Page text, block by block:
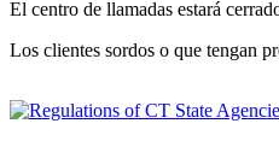
El centro de llamadas estará
Los clientes sordos o que tengan